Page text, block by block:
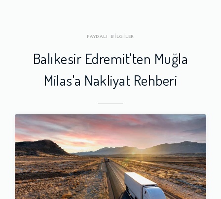
FAYDALI BİLGİLER
Balıkesir Edremit'ten Muğla
Milas'a Nakliyat Rehberi